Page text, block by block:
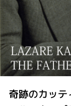
奇跡のカッ